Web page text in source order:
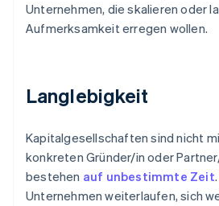
Unternehmen, die skalieren oder
Aufmerksamkeit erregen wollen.
Langlebigkeit
Kapitalgesellschaften sind nicht
konkreten Gründer/in oder
bestehen auf unbestimmte Zeit
Unternehmen weiterlaufen, sich